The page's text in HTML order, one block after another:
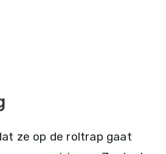
ze op de roltrap gaat